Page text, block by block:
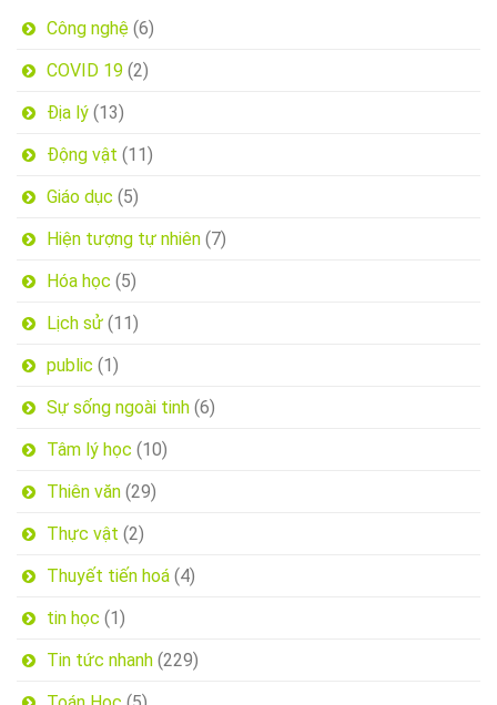
Công nghệ (6)
COVID 19 (2)
Địa lý (13)
Động vật (11)
Giáo dục (5)
Hiện tượng tự nhiên (7)
Hóa học (5)
Lịch sử (11)
public (1)
Sự sống ngoài tinh (6)
Tâm lý học (10)
Thiên văn (29)
Thực vật (2)
Thuyết tiến hoá (4)
tin học (1)
Tin tức nhanh (229)